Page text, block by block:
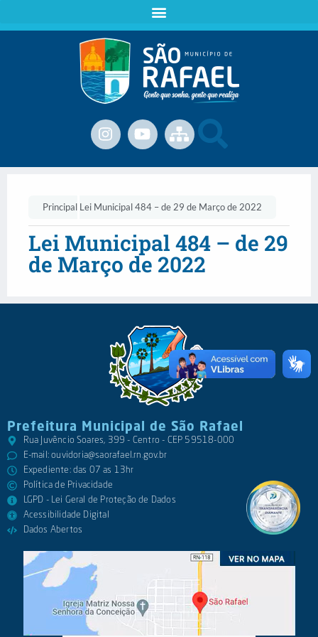
Principal Lei Municipal 484 – de 29 de Março de 2022
Lei Municipal 484 – de 29
de Março de 2022
Prefeitura Municipal de São Rafael
Rua Juvêncio Soares, 399 - Centro - CEP 59518-000
E-mail:ouvidoria@saorafael.rn.gov.br
Expediente: das 07 as 13hr
Política de Privacidade
LGPD - Lei Geral de Proteção de Dados
Acessibilidade Digital
Dados Abertos